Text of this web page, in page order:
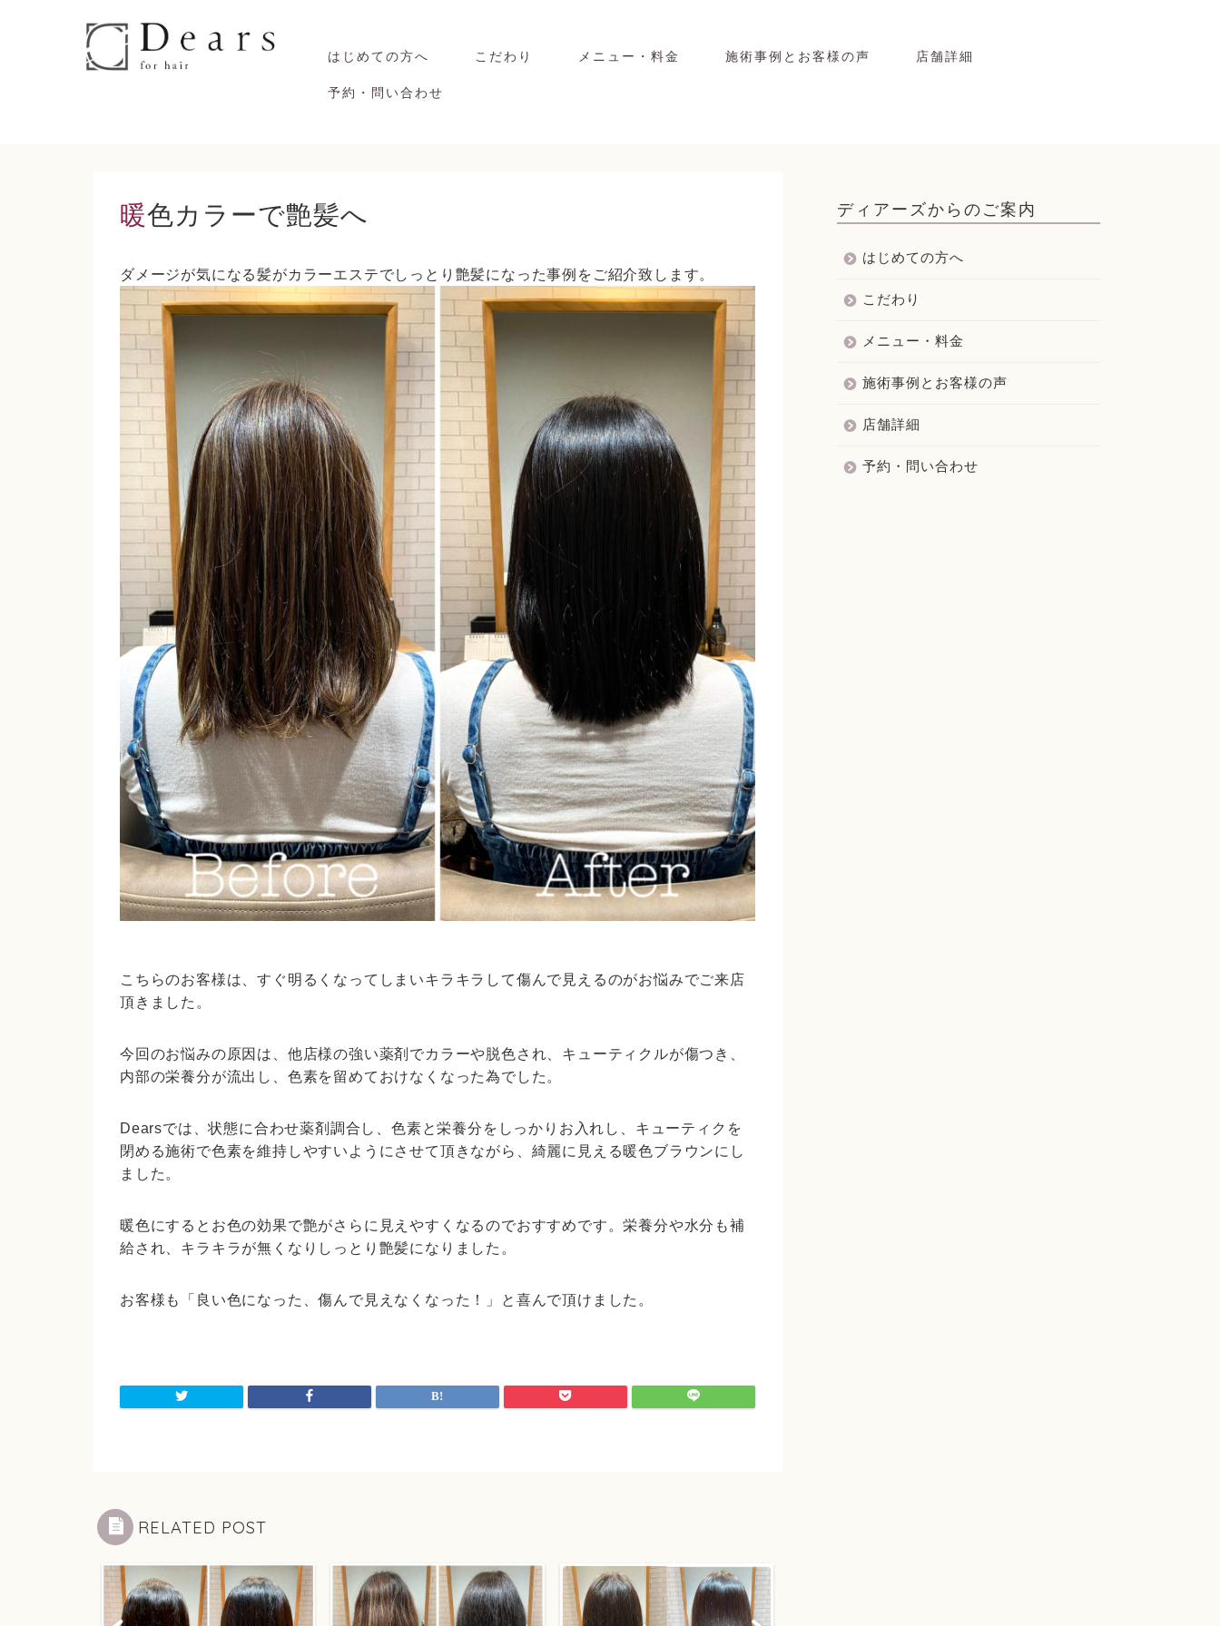
はじめての方へ こだわり メニュー・料金 施術事例とお客様の声 店舗詳細
予約・問い合わせ
暖色カラーで艶髪へ
ダメージが気になる髪がカラーエステでしっとり艶髪になった事例をご紹介致します。
こちらのお客様は、すぐ明るくなってしまいキラキラして傷んで見えるのがお悩みでご来店
頂きました。
今回のお悩みの原因は、他店様の強い薬剤でカラーや脱色され、キューティクルが傷つき、
内部の栄養分が流出し、色素を留めておけなくなった為でした。
Dearsでは、状態に合わせ薬剤調合し、色素と栄養分をしっかりお入れし、キューティクを
閉める施術で色素を維持しやすいようにさせて頂きながら、綺麗に見える暖色ブラウンにし
ました。
暖色にするとお色の効果で艶がさらに見えやすくなるのでおすすめです。栄養分や水分も補
給され、キラキラが無くなりしっとり艶髪になりました。
お客様も「良い色になった、傷んで見えなくなった！」と喜んで頂けました。
RELATED POST
ディアーズからのご案内
はじめての方へ
こだわり
メニュー・料金
施術事例とお客様の声
店舗詳細
予約・問い合わせ